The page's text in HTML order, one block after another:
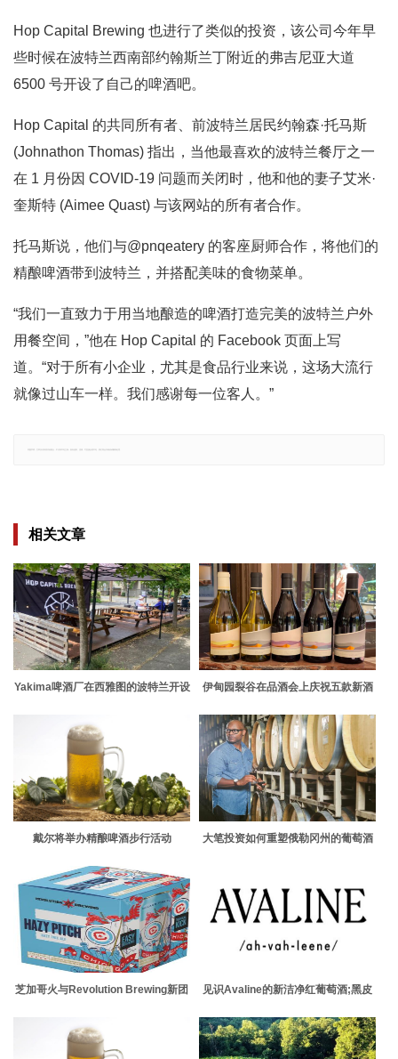
Hop Capital Brewing 也进行了类似的投资，该公司今年早
些时候在波特兰西南部约翰斯兰丁附近的弗吉尼亚大道
6500 号开设了自己的啤酒吧。
Hop Capital 的共同所有者、前波特兰居民约翰森·托马斯
(Johnathon Thomas) 指出，当他最喜欢的波特兰餐厅之一
在 1 月份因 COVID-19 问题而关闭时，他和他的妻子艾米·
奎斯特 (Aimee Quast) 与该网站的所有者合作。
托马斯说，他们与@pnqeatery 的客座厨师合作，将他们的
精酿啤酒带到波特兰，并搭配美味的食物菜单。
“我们一直致力于用当地酿造的啤酒打造完美的波特兰户外
用餐空间，”他在 Hop Capital 的 Facebook 页面上写
道。“对于所有小企业，尤其是食品行业来说，这场大流行
就像过山车一样。我们感谢每一位客人。”
相关文章
Yakima啤酒厂在西雅图的波特兰开设
伊甸园裂谷在品酒会上庆祝五款新酒
戴尔将举办精酿啤酒步行活动
大笔投资如何重塑俄勒冈州的葡萄酒
芝加哥火与Revolution Brewing新团
见识Avaline的新洁净红葡萄酒;黑皮